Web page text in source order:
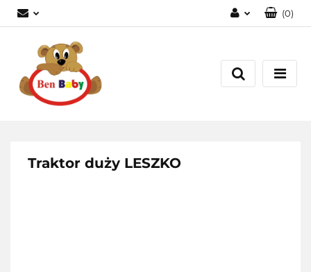
Zarejestruj się
Dodaj zgłoszenie
(0)
Traktor duży LESZKO